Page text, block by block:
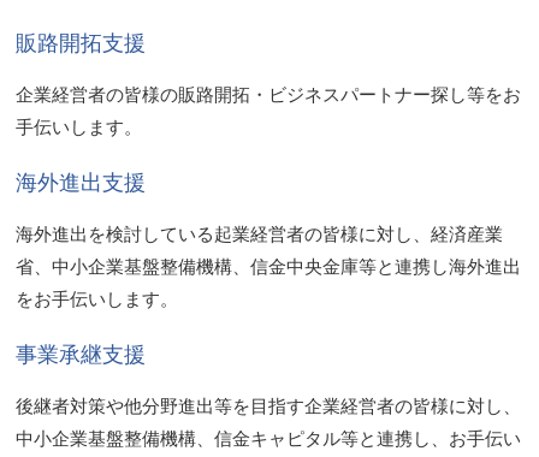
経営ビジネスサポート
販路開拓支援
企業経営者の皆様の販路開拓・ビジネスパートナー探し等をお
手伝いします。
海外進出支援
海外進出を検討している起業経営者の皆様に対し、経済産業
省、中小企業基盤整備機構、信金中央金庫等と連携し海外進出
をお手伝いします。
事業承継支援
後継者対策や他分野進出等を目指す企業経営者の皆様に対し、
中小企業基盤整備機構、信金キャピタル等と連携し、お手伝い